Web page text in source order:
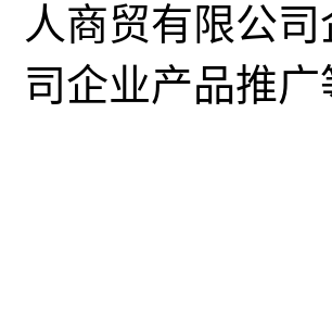
人商贸有限公
司企业产品推